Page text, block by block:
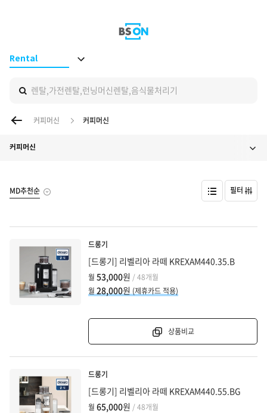
Rental
렌탈,가전렌탈,런닝머신렌탈,음식물처리기
커피머신 커피머신
커피머신
MD추천순 필터
드롱기
[드롱기] 리벨리아 라떼 KREXAM440.35.B
월 53,000원 / 48개월
월 28,000원 (제휴카드 적용)
상품비교
드롱기
[드롱기] 리벨리아 라떼 KREXAM440.55.BG
월 65,000원 / 48개월